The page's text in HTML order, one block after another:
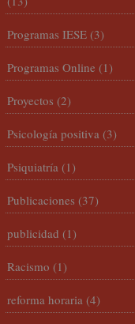
Programas IESE (3)
Programas Online (1)
Proyectos (2)
Psicología positiva (3)
Psiquiatría (1)
Publicaciones (37)
publicidad (1)
Racismo (1)
reforma horaria (4)